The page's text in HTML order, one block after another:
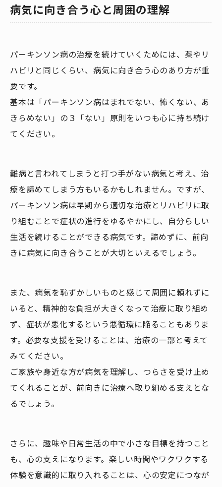
病気に向き合う心と周囲の理解
パーキンソン病の治療を続けていくためには、薬やリ
ハビリと同じくらい、病気に向き合う心のあり方が重
要です。
​基本は「パーキンソン病はまれでない、怖くない、あ
きらめない」の３「ない」原則をいつも心に持ち続け
てください。​​
​​難病と言われてしまうと打つ手がない病気と考え、治
療を諦めてしまう方もいるかもしれません。ですが、
パーキンソン病は早期から適切な治療とリハビリに取
り組むことで症状の進行をゆるやかにし、自分らしい
生活を続けることができる病気です。諦めずに、前向
きに病気に向き合うことが大切といえるでしょう。​
また、病気を恥ずかしいものと感じて周囲に頼れずに
いると、精神的な負担が大きくなって治療に取り組め
ず、症状が悪化するという悪循環に陥ることもありま
す。必要な支援を受けることは、治療の一部と考えて
みてください。
ご家族や身近な方が病気を理解し、つらさを受け止め
てくれることが、前向きに治療へ取り組める支えとな
るでしょう。
さらに、趣味や日常生活の中で小さな目標を持つこと
も、心の支えになります。楽しい時間やワクワクする
体験を意識的に取り入れることは、心の安定につなが